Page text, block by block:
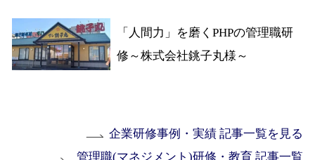
「人間力」を磨くPHPの管理職研
修～株式会社銚子丸様～
企業研修事例・実績 記事一覧を見る
管理職(マネジメント)研修・教育 記事一覧